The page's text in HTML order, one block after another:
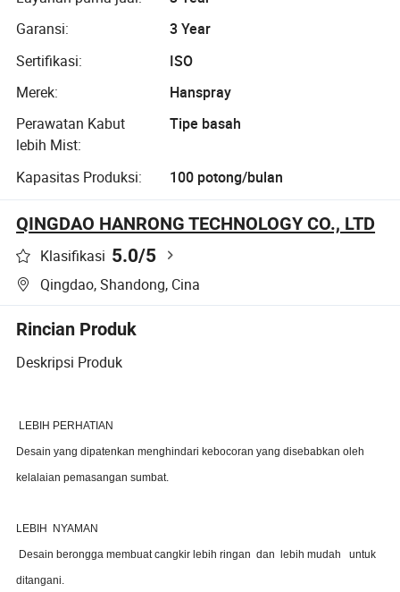
Garansi:
3 Year
Sertifikasi:
ISO
Merek:
Hanspray
Perawatan Kabut
lebih Mist:
Tipe basah
Kapasitas Produksi: 100 potong/bulan
QINGDAO HANRONG TECHNOLOGY CO., LTD
Klasifikasi 5.0/5
Qingdao, Shandong, Cina
Rincian Produk
Deskripsi Produk
LEBIH PERHATIAN
Desain yang dipatenkan menghindari kebocoran yang disebabkan oleh
kelalaian pemasangan sumbat.
LEBIH NYAMAN
Desain berongga membuatcangkir lebih ringan dan lebih mudah untuk
ditangani.